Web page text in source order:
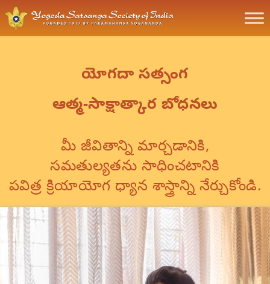
యోగదా సత్సంగ
ఆత్మ-సాక్షాత్కార బోధనలు
మీ జీవితాన్ని మార్చడానికి,
సమతుల్యతను సాధించటానికి
పవిత్ర క్రియాయోగ ధ్యాన శాస్త్రాన్ని నేర్చుకోండి.